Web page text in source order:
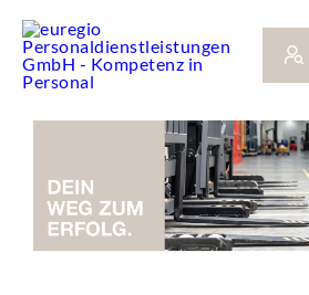
Inhalt
springen
BEWERBER